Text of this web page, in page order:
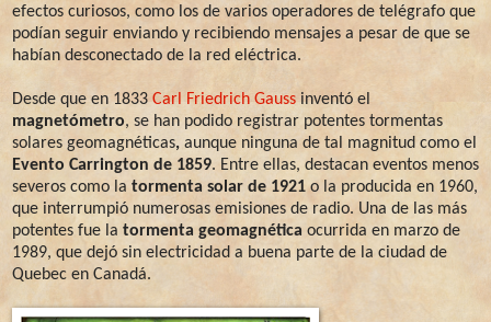
efectos curiosos, como los de varios operadores de telégrafo que
podían seguir enviando y recibiendo mensajes a pesar de que se
habían desconectado de la red eléctrica.
Desde que en 1833Carl Friedrich Gaussinventó el
magnetómetro, se han podido registrar potentes tormentas
solares geomagnéticas, aunque ninguna de tal magnitud como el
Evento Carrington de 1859. Entre ellas, destacan eventos menos
severos como la tormenta solar de 1921o la producida en 1960,
que interrumpió numerosas emisiones de radio. Una de las más
potentes fue la tormenta geomagnética ocurrida en marzo de
1989, que dejó sin electricidad a buena parte de la ciudad de
Quebec en Canadá.